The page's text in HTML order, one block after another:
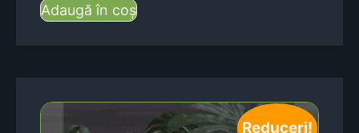
Adaugă în coș
Reduceri!